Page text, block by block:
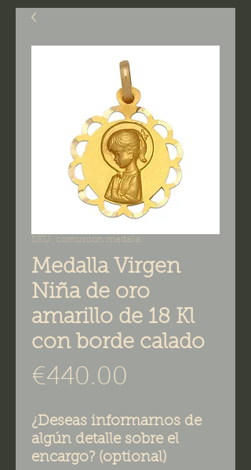
SKU: comunion medalla
Medalla Virgen
Niña de oro
amarillo de 18 Kl
con borde calado
€440.00
¿Deseas informarnos de
algún detalle sobre el
encargo? (optional)